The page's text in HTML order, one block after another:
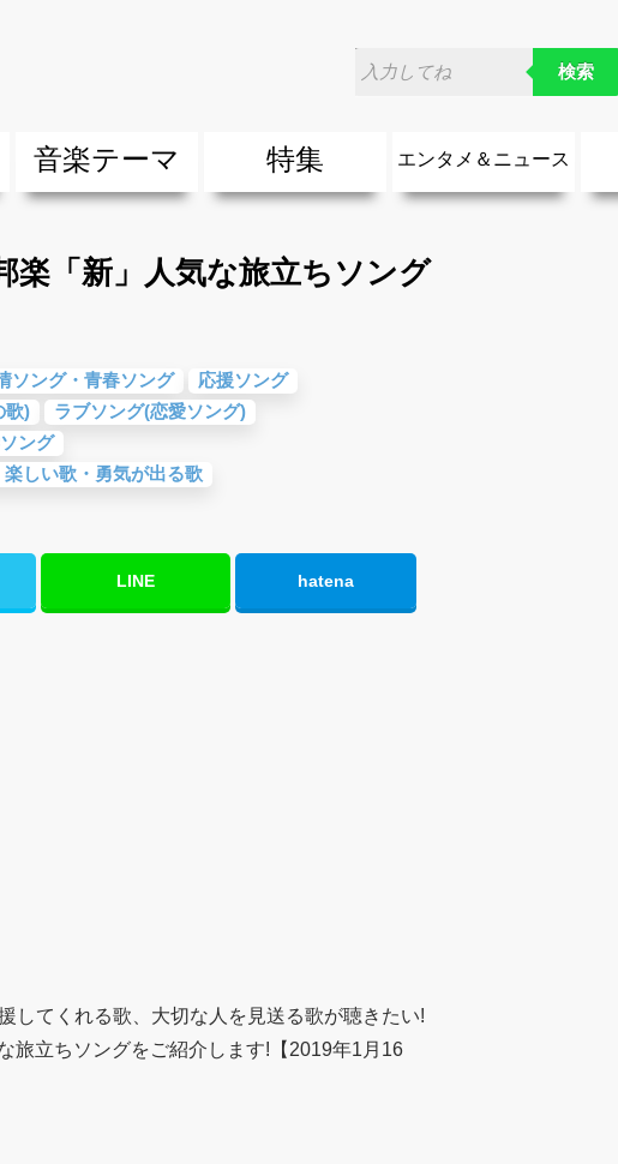
検索
＆おすすめ
ク・ダンス・ミュージック)
ク
ク
スト
スト
エット・その他
ーソング)
年「洋楽」の人気＆おすすめ
音楽テーマ
最新のヒット曲&流行・話題の歌
人気曲&おすすめ
音楽ランキング
ラブソング(恋愛ソング)
応援ソング
バラード・歌詞が泣ける歌
友達&友情ソング・青春ソング
スポーツ・部活応援ソング
卒業ソング&入学ソング
10、20代に人気・話題・流行・おすすめな邦楽＆洋楽
SNS・音楽アプリで10・20代に人気&おすすめな曲
勉強・試験・受験応援ソング 知識に役立つ歌
春うた&桜ソング
夏歌(サマーソング)
ハロウィンソング&秋の歌
冬歌&クリスマスソング
元気が出る歌・やる気が出る曲・明るい曲・楽しい歌・勇気が出る歌
テンションが上がる歌&盛り上がる曲
大切な人に贈る歌&ありがとうソング(感謝の歌)
お別れの曲・旅立ちの歌
パーティーソング
ドライブ音楽BGM
カラオケ
誕生日ソング&お祝いの歌
ウェディングソング・結婚式の曲
メロディ・曲の雰囲気別
音楽BGM&メドレー
学校(行事・合唱)曲
発売年代別・年齢別 人気音楽
自然音BGM・癒しの音楽(リラックス・ヒーリング)
"総"アーティスト
特集
エンタメ
エンタメ＆ニュース
音楽ニュース
エンタメニュース
楽「新」人気な旅立ちソング
ソング・青春ソング
応援ソング
歌)
ラブソング(恋愛ソング)
ング
しい歌・勇気が出る歌
LINE hatena
してくれる歌、大切な人を見送る歌が聴きたい!
旅立ちソングをご紹介します!【2019年1月16